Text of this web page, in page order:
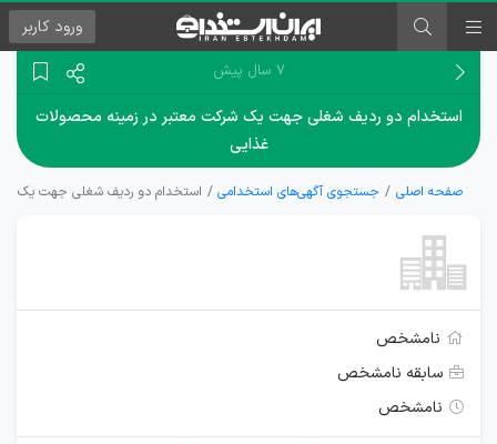
ورود کاربر
۷ سال پیش
استخدام دو ردیف شغلی جهت یک شرکت معتبر در زمینه محصولات
غذایی
صفحه اصلی جستجوی آگهی‌های استخدامی استخدام دو ردیف شغلی جهت یک
نامشخص
سابقه نامشخص
نامشخص